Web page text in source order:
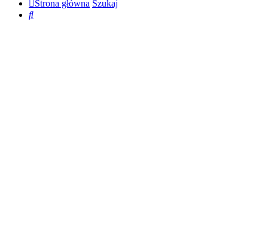
Strona główna Szukaj
Szukaj